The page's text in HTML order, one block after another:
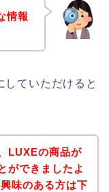
情報
ていただけると
LUXEの商品が
ができましたよ
味のある方は下